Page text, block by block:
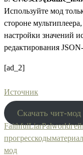
Используйте мод
стороне
настройки значений
редактирования
[ad_2]
Источник
Скачать чит-мод
FaithfulLiarPalworld
прогресскоды
мод